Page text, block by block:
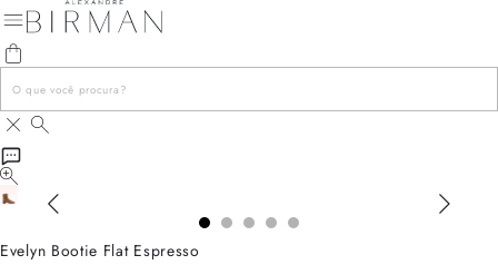
Evelyn Bootie Flat Espresso